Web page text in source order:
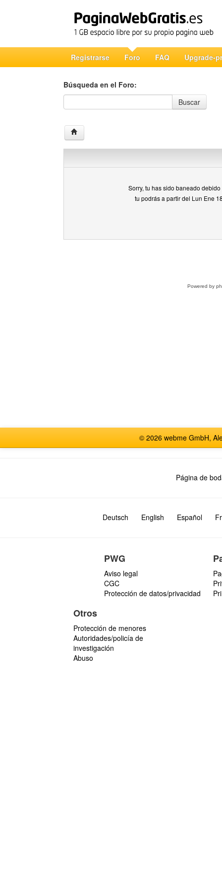
Registrarse Foro FAQ Upgrade-
Búsqueda en el Foro:
Búsqueda en el Foro
Buscar
Sorry, tu has sido baneado
tu podrás a partir del Lun Ene
Powered by
© 2026 webme GmbH,
Página de
Deutsch English Español
PWG
Aviso legal
CGC
Protección de datos/privacidad
Otros
Protección de menores
Autoridades/policía de
investigación
Abuso